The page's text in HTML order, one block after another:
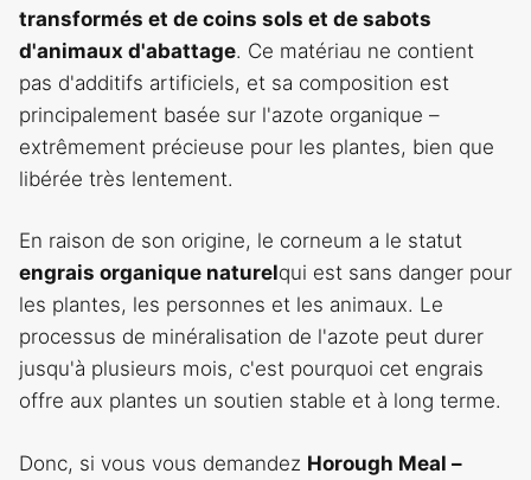
transformés et de coins sols et de sabots
d'animaux d'abattage. Ce matériau ne contient
pas d'additifs artificiels, et sa composition est
principalement basée sur l'azote organique –
extrêmement précieuse pour les plantes, bien que
libérée très lentement.
En raison de son origine, le corneum a le statut
engrais organique naturelqui est sans danger pour
les plantes, les personnes et les animaux. Le
processus de minéralisation de l'azote peut durer
jusqu'à plusieurs mois, c'est pourquoi cet engrais
offre aux plantes un soutien stable et à long terme.
Donc, si vous vous demandez Horough Meal –